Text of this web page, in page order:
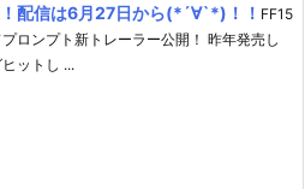
配信は6月27日から(*´∀`*)！！ FF15
ロンプト新トレーラー公開！ 昨年発売し
ットし ...